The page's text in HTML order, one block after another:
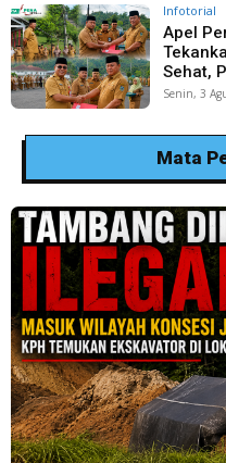
Infotorial
Apel
Sehat,
Senin, 3
Mata